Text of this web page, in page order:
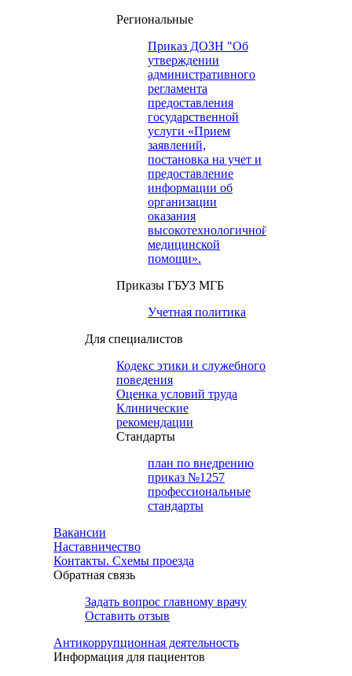
Региональные
Приказ ДОЗН "Об
утверждении
административного
регламента
предоставления
государственной
услуги «Прием
заявлений,
постановка на учет и
предоставление
информации об
организации
оказания
высокотехнологичной
медицинской
помощи».
Приказы ГБУЗ МГБ
Учетная политика
Для специалистов
Кодекс этики и служебного
поведения
Оценка условий труда
Клинические
рекомендации
Cтандарты
план по внедрению
приказ №1257
профессиональные
стандарты
Вакансии
Наставничество
Контакты. Схемы проезда
Обратная связь
Задать вопрос главному врачу
Оставить отзыв
Антикоррупционная деятельность
Информация для пациентов